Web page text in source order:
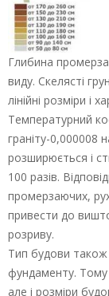
Глибина
виду. Скелясті
лінійні розміри і
Температурний
граніту-0,000008
розширюється і
100 разів.
промерзаючих,
привести до
розриву.
Тип будови також
фундаменту. Тому
але і розміри